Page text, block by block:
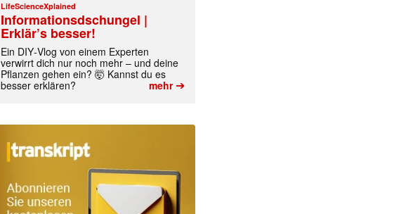
LifeScienceXplained
Informationsdschungel |
Erklär’s besser!
Ein DIY‑Vlog von einem Experten
verwirrt dich nur noch mehr – und deine
Pflanzen gehen ein? 🤯 Kannst du es
besser erklären?
mehr➔